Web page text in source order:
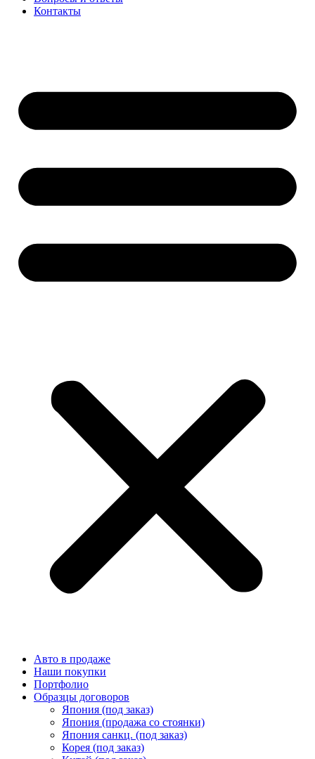
Контакты
Авто в продаже
Наши покупки
Портфолио
Образцы договоров
Япония (под заказ)
Япония (продажа со стоянки)
Япония санкц. (под заказ)
Корея (под заказ)